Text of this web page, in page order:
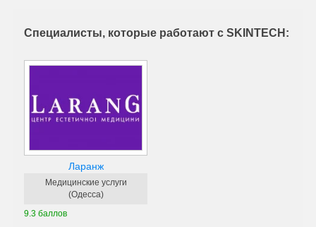
Специалисты, которые работают с SKINTECH:
Ларанж
Медицинские услуги
(Одесса)
9.3 баллов